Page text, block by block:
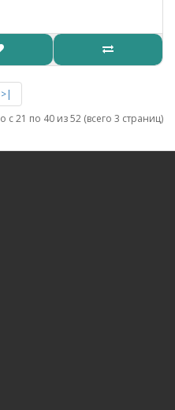
>|
с 21 по 40 из 52 (всего 3 страниц)